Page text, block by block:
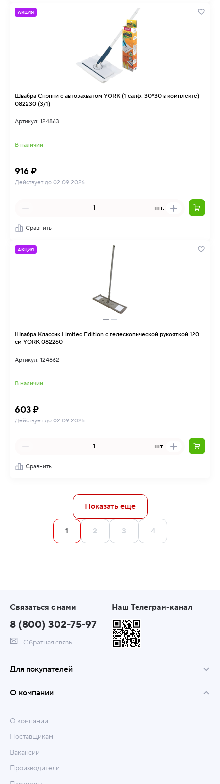
АКЦИЯ
Швабра Снэппи с автозахватом YORK (1 салф. 30*30 в комплекте)
082230 (3/1)
Артикул: 124863
В наличии
916 ₽
Действует до 02.09.2026
шт.
Сравнить
АКЦИЯ
Швабра Классик Limited Edition с телескопической рукояткой 120
см YORK 082260
Артикул: 124862
В наличии
603 ₽
Действует до 02.09.2026
шт.
Сравнить
Показать еще
1 2 3 4
Связаться с нами
8 (800) 302-75-97
Обратная связь
Наш Телеграм-канал
Для покупателей
О компании
О компании
Поставщикам
Вакансии
Производители